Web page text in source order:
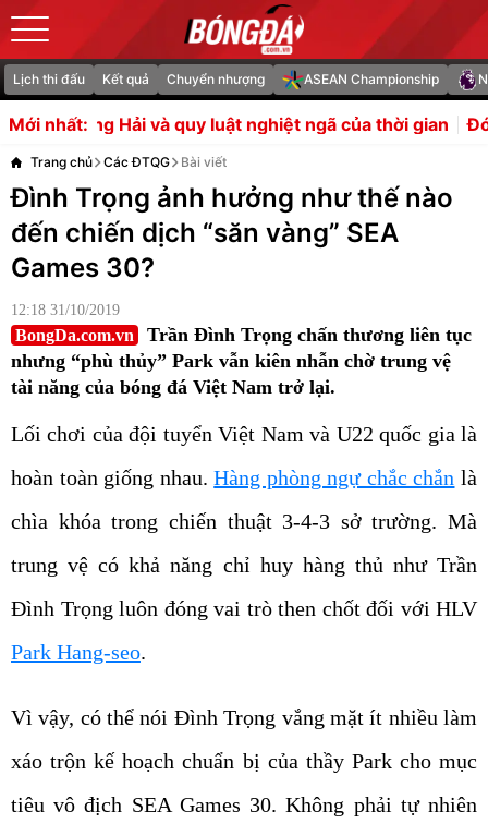
Lịch thi đấu Kết quả Chuyển nhượng ASEAN Championship
Mới nhất:
quy luật nghiệt ngã của thời gian Đón Rashford và
Trang chủ Các ĐTQG Bài viết
Đình Trọng ảnh hưởng như thế nào
đến chiến dịch “săn vàng” SEA
Games 30?
12:18 31/10/2019
BongDa.com.vn
Trần Đình Trọng chấn thương liên tục
nhưng “phù thủy” Park vẫn kiên nhẫn chờ trung vệ
tài năng của bóng đá Việt Nam trở lại.
Lối chơi của đội tuyển Việt Nam và U22 quốc gia là
hoàn toàn giống nhau.Hàng phòng ngự chắc chắn là
chìa khóa trong chiến thuật 3-4-3 sở trường. Mà
trung vệ có khả năng chỉ huy hàng thủ như Trần
Đình Trọng luôn đóng vai trò then chốt đối với HLV
Park Hang-seo.
Vì vậy, có thể nói Đình Trọng vắng mặt ít nhiều làm
xáo trộn kế hoạch chuẩn bị của thầy Park cho mục
tiêu vô địch SEA Games 30. Không phải tự nhiên